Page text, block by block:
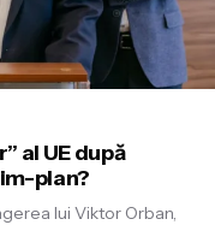
al UE după
plan?
lui Viktor Orban,